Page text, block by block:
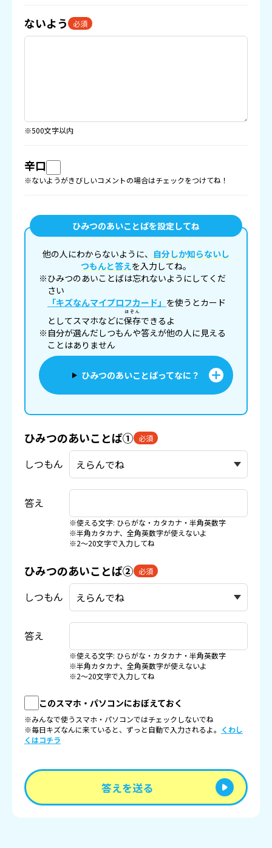
ないよう 必須
※500文字以内
辛口
※ないようがきびしいコメントの場合はチェックをつけてね！
ひみつのあいことばを設定してね
他の人にわからないように、 自分しか知らないし
つもんと答えを入力してね。
※ひみつのあいことばは忘れないようにしてくだ
さい
「キズなんマイプロフカード」 を使うとカード
としてスマホなどに保存
ほぞん
できるよ
※自分が選んだしつもんや答えが他の人に見える
ことはありません
ひみつのあいことばってなに？
ひみつのあいことば① 必須
しつもん
答え
※使える文字: ひらがな・カタカナ・半角英数字
※半角カタカナ、全角英数字が使えないよ
※2〜20文字で入力してね
ひみつのあいことば② 必須
しつもん
答え
※使える文字: ひらがな・カタカナ・半角英数字
※半角カタカナ、全角英数字が使えないよ
※2〜20文字で入力してね
このスマホ・パソコンにおぼえておく
※みんなで使うスマホ・パソコンではチェックしないでね
※毎日キズなんに来ていると、ずっと自動で入力されるよ。 くわし
くはコチラ
答えを送る